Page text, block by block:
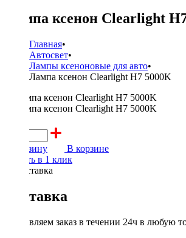
Лампа ксенон Clearlight
Главная•
Автосвет•
Лампы ксеноновые для авто•
Лампа ксенон Clearlight H7 5000K
В корзину
В корзине
Купить в 1 клик
Доставка
Доставляем заказ в течении 24ч в любую